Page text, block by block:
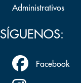
Administrativos
SÍGUENOS:
Facebook